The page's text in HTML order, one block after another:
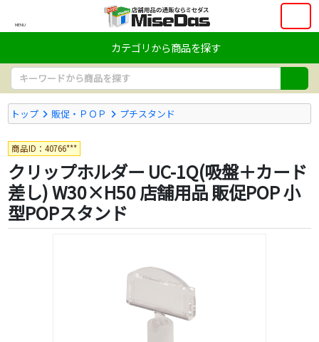
MENU
カテゴリから商品を探す
トップ 販促・ＰＯＰ プチスタンド
商品ID：40766***
クリップホルダー UC-1Q(吸盤＋カード
差し) W30×H50 店舗用品 販促POP 小
型POPスタンド